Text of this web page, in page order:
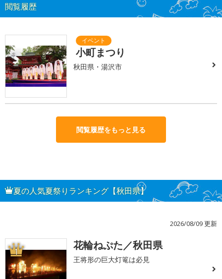
閲覧履歴
小町まつり
秋田県・湯沢市
閲覧履歴をもっと見る
夏の人気夏祭りランキング【秋田県】
2026/08/09 更新
1 花輪ねぷた／秋田県
王将形の巨大灯篭は必見